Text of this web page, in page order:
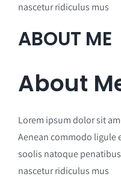
nascetur ridiculus mus
ABOUT ME
About
Lorem ipsum dolor sit
Aenean commodo ligule
soolis natoque
nascetur ridiculus mus